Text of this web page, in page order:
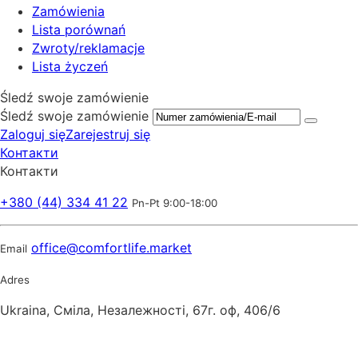
Zamówienia
Lista porównań
Zwroty/reklamacje
Lista życzeń
Śledź swoje zamówienie
Śledź swoje zamówienie
Zaloguj sięZarejestruj się
Контакти
Контакти
+380 (44) 334 41 22 Pn-Pt 9:00-18:00
Email office@comfortlife.market
Adres
Ukraina, Сміла, Незалежності, 67г. оф, 406/6